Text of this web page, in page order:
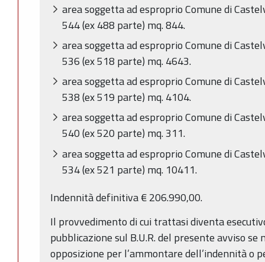
area soggetta ad esproprio Comune di
544 (ex 488 parte) mq. 844.
area soggetta ad esproprio Comune di
536 (ex 518 parte) mq. 4643.
area soggetta ad esproprio Comune di
538 (ex 519 parte) mq. 4104.
area soggetta ad esproprio Comune di
540 (ex 520 parte) mq. 311.
area soggetta ad esproprio Comune di
534 (ex 521 parte) mq. 10411.
Indennità definitiva € 206.990,00.
Il provvedimento di cui trattasi diventa
pubblicazione sul B.U.R. del presente avviso
opposizione per l’ammontare dell’indennità o